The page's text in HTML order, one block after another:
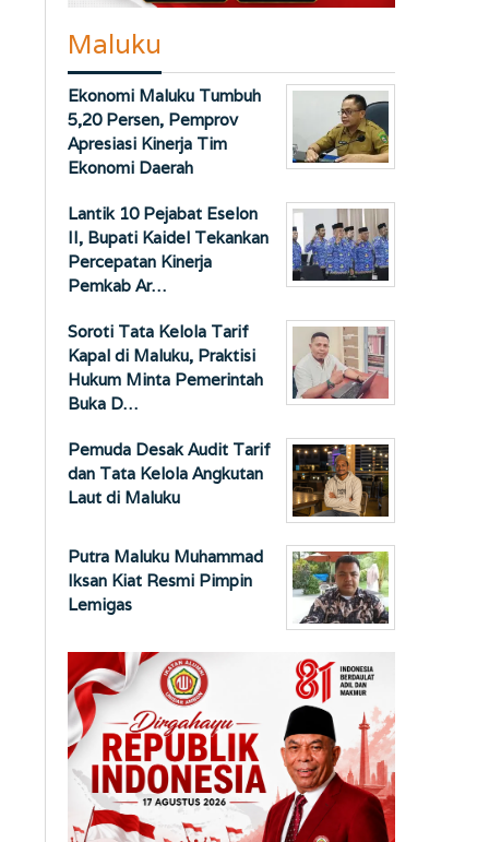
Maluku
Ekonomi Maluku Tumbuh
5,20 Persen, Pemprov
Apresiasi Kinerja Tim
Ekonomi Daerah
Lantik 10 Pejabat Eselon
II, Bupati Kaidel Tekankan
Percepatan Kinerja
Pemkab Ar…
Soroti Tata Kelola Tarif
Kapal di Maluku, Praktisi
Hukum Minta Pemerintah
Buka D…
Pemuda Desak Audit Tarif
dan Tata Kelola Angkutan
Laut di Maluku
Putra Maluku Muhammad
Iksan Kiat Resmi Pimpin
Lemigas